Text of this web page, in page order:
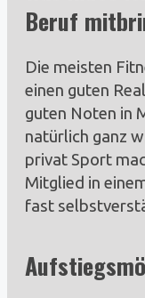
Beruf
Die meisten
einen guten
guten Noten in
natürlich ganz
privat Sport
Mitglied in
fast